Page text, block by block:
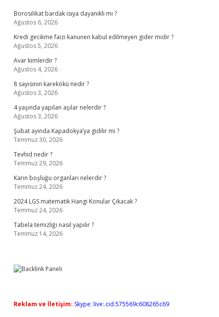
Borosilikat bardak isıya dayanıklı mı ?
Ağustos 6, 2026
Kredi gecikme faizi kanunen kabul edilmeyen gider midir ?
Ağustos 5, 2026
Avar kimlerdir ?
Ağustos 4, 2026
8 sayısının karekökü nedir ?
Ağustos 3, 2026
4 yaşında yapılan aşılar nelerdir ?
Ağustos 3, 2026
Şubat ayında Kapadokya’ya gidilir mi ?
Temmuz 30, 2026
Tevhid nedir ?
Temmuz 29, 2026
Karın boşluğu organları nelerdir ?
Temmuz 24, 2026
2024 LGS matematik Hangi Konular Çıkacak ?
Temmuz 24, 2026
Tabela temizliği nasıl yapılır ?
Temmuz 14, 2026
Reklam ve İletişim: Skype: live:.cid.575569c608265c69